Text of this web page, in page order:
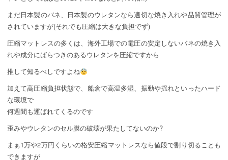
まだ日本製のバネ、日本製のウレタンなら適切な焼き入れや品質管理が
されていますが(それでも圧縮は大きな負担でず)
圧縮マットレスの多くは、海外工場での電圧の安定しないバネの焼き入
れや成分にばらつきのあるウレタンを圧縮ですから
推して知るべしですよね
加えて高圧縮負担状態で、船倉で高温多湿、振動や揺れといったハード
な環境で
何週間も運ばれてくるのです
歪みやウレタンのセル膜の破壊が果たしてないのか?
まぁ1万や2万円くらいの格安圧縮マットレスなら値段で割り切ることも
できますが